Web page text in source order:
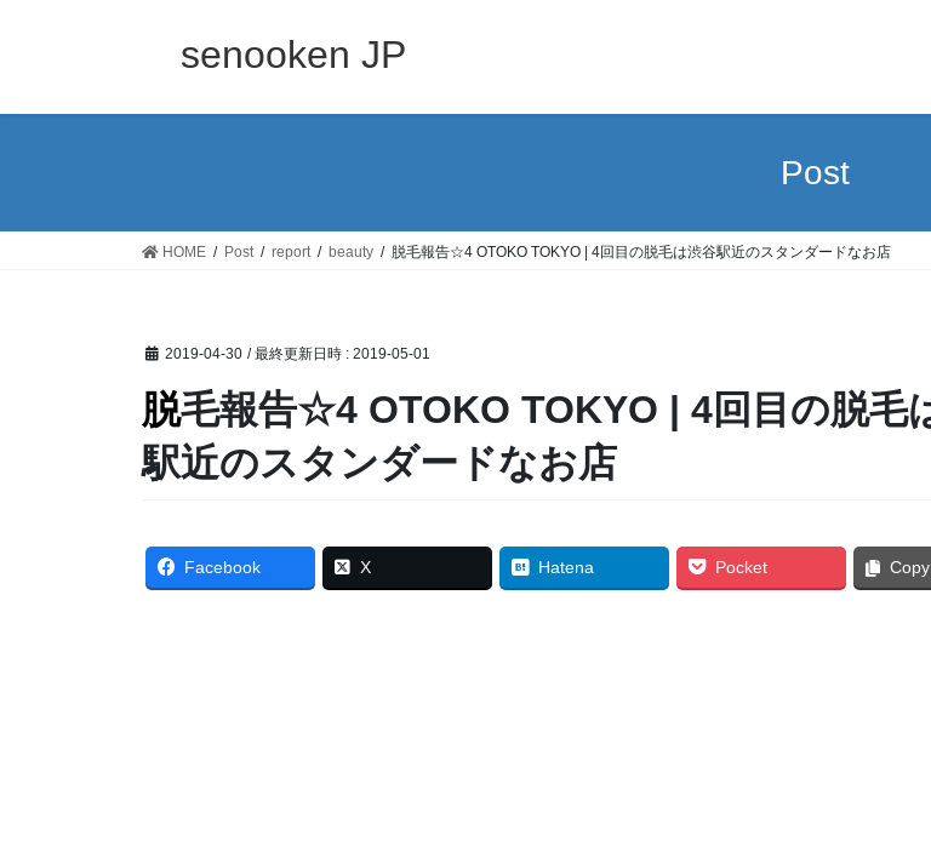
senooken JP
Post
HOME Post report beauty 脱毛報告☆4 OTOKO TOKYO | 4回目の脱毛は渋谷駅近のスタンダードなお店
2019-04-30 / 最終更新日時 : 2019-05-01
脱毛報告☆4 OTOKO TOKYO | 4回目の脱毛は渋谷
駅近のスタンダードなお店
Facebook X Hatena Pocket Copy